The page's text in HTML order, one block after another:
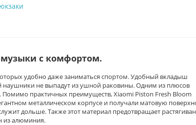
с комфортом.
удобно даже заниматься спортом. Удобный вкладыш
наушники не выпадут из ушной раковины. Одним из плюсов
практичных преимуществ, Xiaomi Piston Fresh Bloom
металлическом корпусе и получали матовую
дольше. Также этот материал предотвращает
из алюминия.